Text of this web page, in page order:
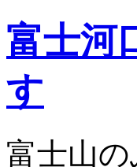
富士河
す
富士山